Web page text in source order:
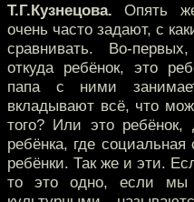
Т.Г.Кузнецова. Опять
очень часто задают, с
сравнивать. Во-
откуда ребёнок, это
папа с ними
вкладывают всё, что
того? Или это
ребёнка, где
ребёнки. Так же и эти.
то это одно, если